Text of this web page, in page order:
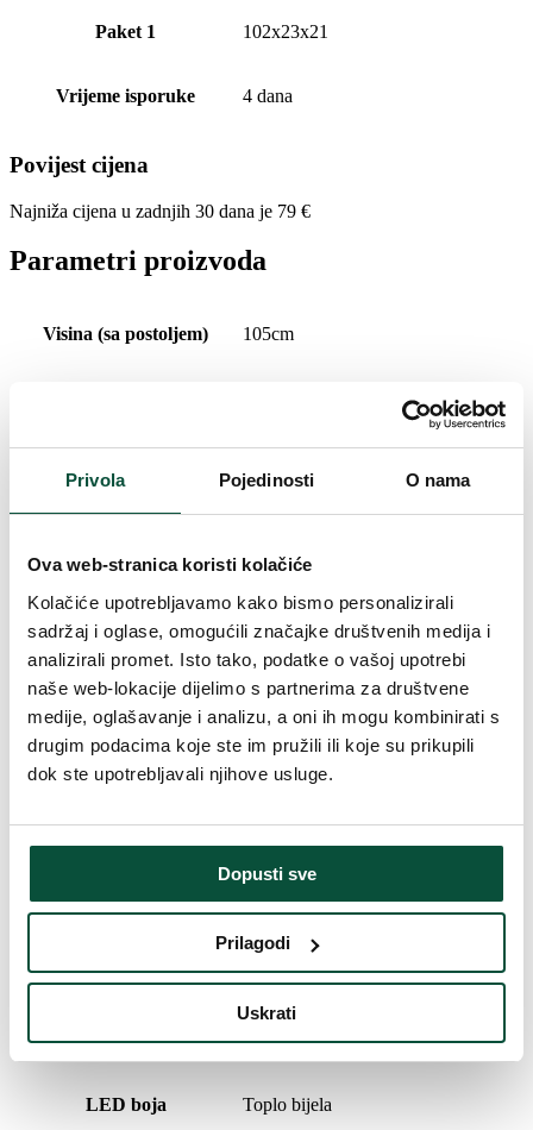
Privola Pojedinosti O nama
Ova web-stranica koristi kolačiće
Kolačiće upotrebljavamo kako bismo personalizirali
sadržaj i oglase, omogućili značajke društvenih medija i
analizirali promet. Isto tako, podatke o vašoj upotrebi
naše web-lokacije dijelimo s partnerima za društvene
medije, oglašavanje i analizu, a oni ih mogu kombinirati s
drugim podacima koje ste im pružili ili koje su prikupili
dok ste upotrebljavali njihove usluge.
Dopusti sve
Prilagodi
Uskrati
Paket 1 102x23x21
Vrijeme isporuke 4 dana
Povijest cijena
Najniža cijena u zadnjih 30 dana je 79 €
Parametri proizvoda
Visina (sa postoljem) 105cm
Broj 3D grančica 455
Vrsta iglica 3D (PE) + PVC
Broj PVC grančica 177
Broj dijelova 1
Postotni udio 3D/PVC 72/28
Broj LED dioda 50
Vrsta rasklapanja sustav rasklapanja
LED boja Toplo bijela